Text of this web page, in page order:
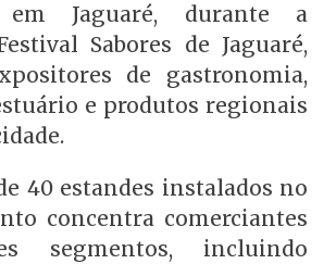
em Jaguaré, durante a
Sabores de Jaguaré,
de gastronomia,
e produtos regionais
40 estandes instalados no
concentra comerciantes
segmentos, incluindo